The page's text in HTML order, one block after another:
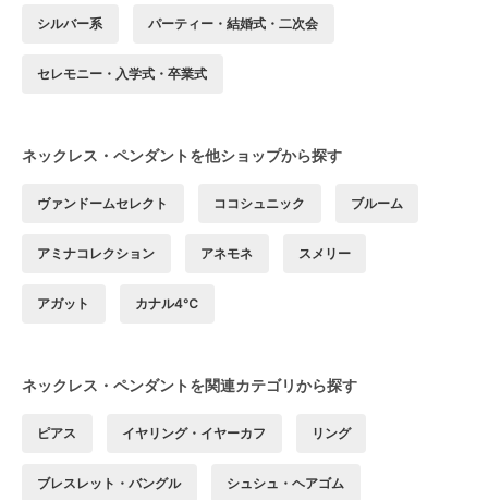
シルバー系 パーティー・結婚式・二次会
セレモニー・入学式・卒業式
ネックレス・ペンダントを他ショップから探す
ヴァンドームセレクト ココシュニック ブルーム
アミナコレクション アネモネ スメリー
アガット カナル4℃
ネックレス・ペンダントを関連カテゴリから探す
ピアス イヤリング・イヤーカフ リング
ブレスレット・バングル シュシュ・ヘアゴム